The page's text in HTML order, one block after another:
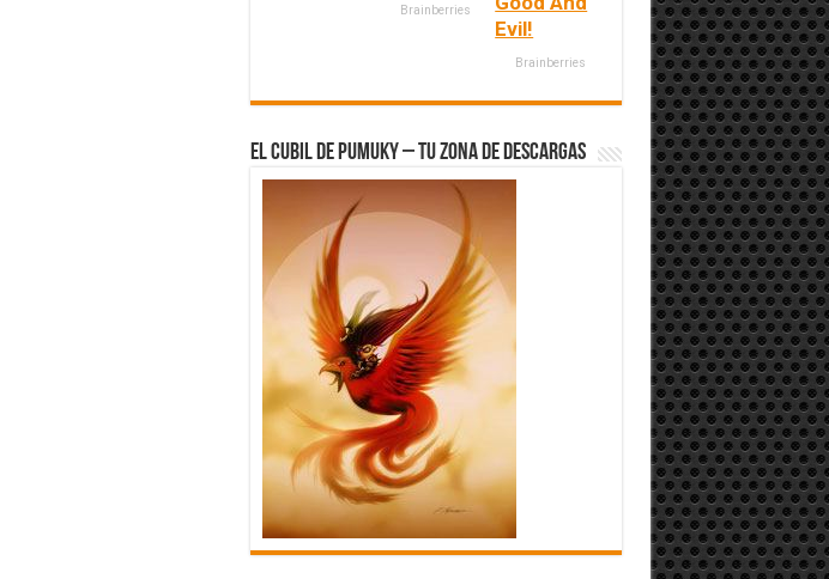
Brainberries
Evil!
Brainberries
El Cubil de Pumuky – Tu zona de Descargas